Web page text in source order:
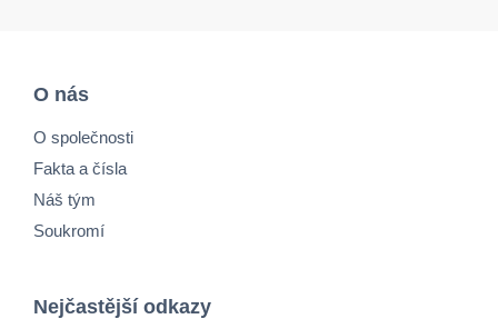
O nás
O společnosti
Fakta a čísla
Náš tým
Soukromí
Nejčastější odkazy